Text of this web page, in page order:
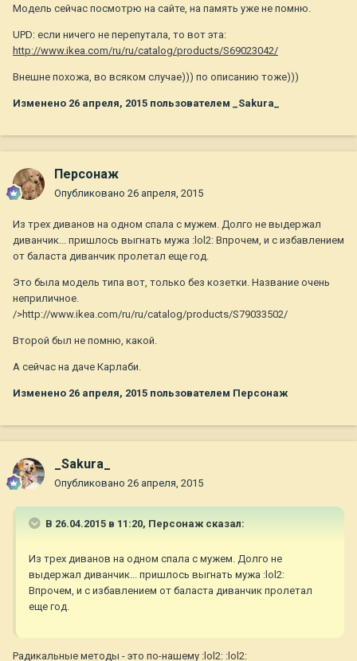
Модель сейчас посмотрю на сайте, на память уже не помню.
UPD: если ничего не перепутала, то вот эта:
http://www.ikea.com/ru/ru/catalog/products/S69023042/
Внешне похожа, во всяком случае))) по описанию тоже)))
Изменено 26 апреля, 2015 пользователем _Sakura_
Персонаж
Опубликовано 26 апреля, 2015
Из трех диванов на одном спала с мужем. Долго не выдержал
диванчик... пришлось выгнать мужа :lol2: Впрочем, и с избавлением
от баласта диванчик пролетал еще год.
Это была модель типа вот, только без козетки. Название очень
неприличное.
/>http://www.ikea.com/ru/ru/catalog/products/S79033502/
Второй был не помню, какой.
А сейчас на даче Карлаби.
Изменено 26 апреля, 2015 пользователем Персонаж
_Sakura_
Опубликовано 26 апреля, 2015
В 26.04.2015 в 11:20, Персонаж сказал:
Из трех диванов на одном спала с мужем. Долго не
выдержал диванчик... пришлось выгнать мужа :lol2:
Впрочем, и с избавлением от баласта диванчик пролетал
еще год.
Радикальные методы - это по-нашему :lol2: :lol2: